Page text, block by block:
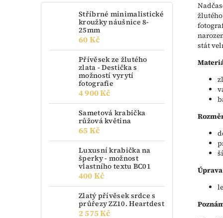
Stříbrné minimalistické
kroužky náušnice 8-
25mm
60 Kč
Přívěsek ze žlutého
zlata - Destička s
možností vyrytí
fotografie
4 900 Kč
Sametová krabička
růžová květina
65 Kč
Luxusní krabička na
šperky - možnost
vlastního textu BC01
400 Kč
Zlatý přívěsek srdce s
průřezy ZZ10. Heartdest
2 575 Kč
stát